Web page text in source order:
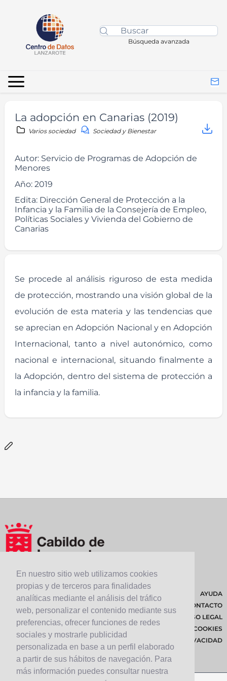
En nuestro sitio web utilizamos cookies
propias y de terceros para finalidades
analíticas mediante el análisis del tráfico
web, personalizar el contenido mediante sus
preferencias, ofrecer funciones de redes
sociales y mostrarle publicidad
personalizada en base a un perfil elaborado
a partir de sus hábitos de navegación. Para
más información puedes consultar nuestra
Búsqueda avanzada
La adopción en Canarias (2019)
Varios sociedad Sociedad y Bienestar
Autor: Servicio de Programas de Adopción de
Menores
Año: 2019
Edita: Dirección General de Protección a la
Infancia y la Familia de la Consejería de Empleo,
Políticas Sociales y Vivienda del Gobierno de
Canarias
Se procede al análisis riguroso de esta medida
de protección, mostrando una visión global de la
evolución de esta materia y las tendencias que
se aprecian en Adopción Nacional y en Adopción
Internacional, tanto a nivel autonómico, como
nacional e internacional, situando finalmente a
la Adopción, dentro del sistema de protección a
la infancia y la familia.
AYUDA
CONTACTO
AVISO LEGAL
POLÍTICA DE COOKIES
POLÍTICA DE PRIVACIDAD